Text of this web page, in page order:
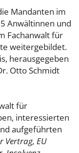
Mandanten im
Anwältinnen und
Fachanwalt für
weitergebildet.
herausgegeben
Otto Schmidt
für
interessierten
aufgeführten
Vertrag, EU